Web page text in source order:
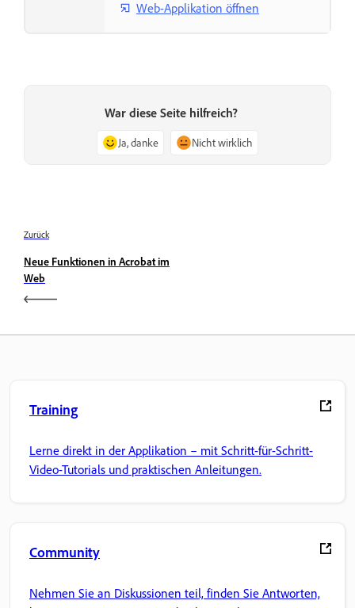
Web-Applikation öffnen
War diese Seite hilfreich?
Ja, danke Nicht wirklich
Zurück
Neue Funktionen in Acrobat im
Web
Training
Lerne direkt in der Applikation – mit Schritt-für-Schritt-
Video-Tutorials und praktischen Anleitungen.
Community
Nehmen Sie an Diskussionen teil, finden Sie Antworten,